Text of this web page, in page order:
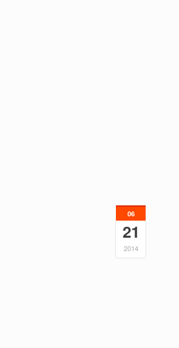
06
21
2014